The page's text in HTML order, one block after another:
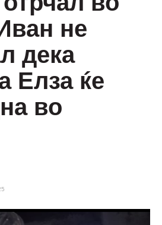
не
дека
Елза ќе
во